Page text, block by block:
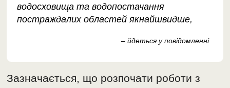
водосховища та водопостачання
постраждалих областей якнайшвидше,
– йдеться у повідомленні
Зазначається, що розпочати роботи з